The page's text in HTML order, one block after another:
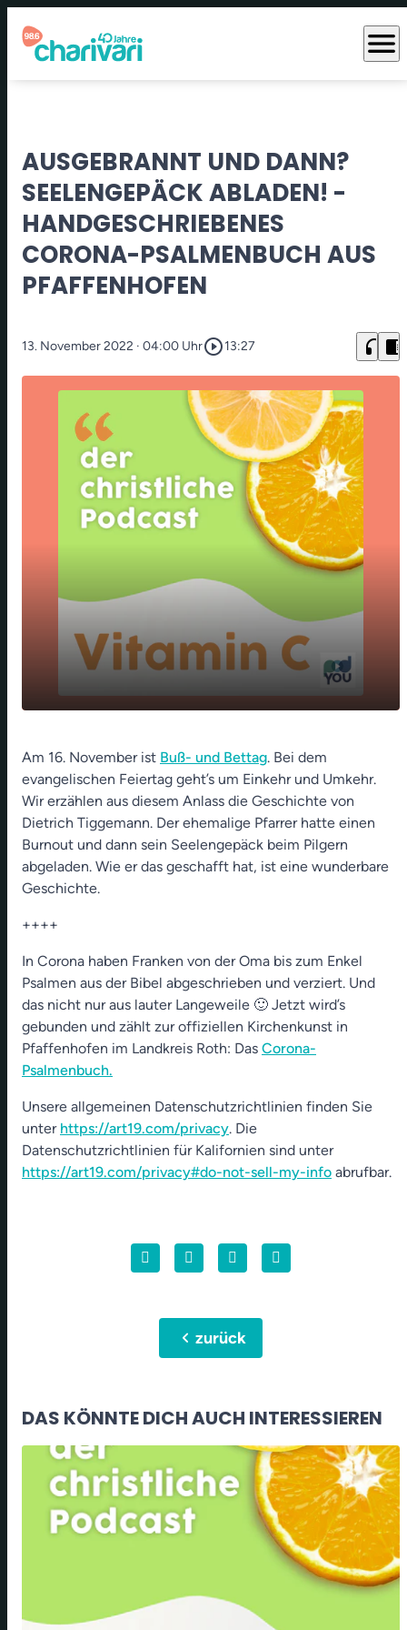
menu
AUSGEBRANNT UND DANN?
SEELENGEPÄCK ABLADEN! -
HANDGESCHRIEBENES
CORONA-PSALMENBUCH AUS
PFAFFENHOFEN
13. November 2022 · 04:00 Uhrplay_circle_outline13:27 headphones chrome_reader_mode
play_arrow abladen! - Handgeschriebenes Corona-
Psalmenbuch aus Pfaffenhofen
00:00 13:27
Am 16. November ist Buß- und Bettag. Bei dem
evangelischen Feiertag geht’s um Einkehr und Umkehr.
Wir erzählen aus diesem Anlass die Geschichte von
Dietrich Tiggemann. Der ehemalige Pfarrer hatte einen
Burnout und dann sein Seelengepäck beim Pilgern
abgeladen. Wie er das geschafft hat, ist eine wunderbare
Geschichte.
++++
In Corona haben Franken von der Oma bis zum Enkel
Psalmen aus der Bibel abgeschrieben und verziert. Und
das nicht nur aus lauter Langeweile 🙂 Jetzt wird’s
gebunden und zählt zur offiziellen Kirchenkunst in
Pfaffenhofen im Landkreis Roth: Das Corona-
Psalmenbuch.
Unsere allgemeinen Datenschutzrichtlinien finden Sie
unter https://art19.com/privacy. Die
Datenschutzrichtlinien für Kalifornien sind unter
https://art19.com/privacy#do-not-sell-my-info abrufbar.
chevron_leftzurück
DAS KÖNNTE DICH AUCH INTERESSIEREN